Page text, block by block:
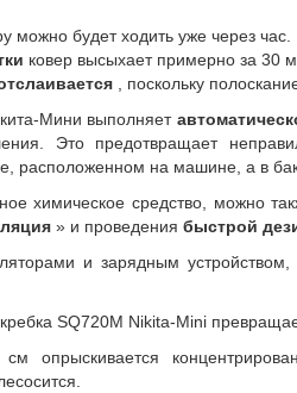
можно будет ходить уже через час.
ковер высыхает примерно за 30
, поскольку
Мини выполняет
Это предотвращает
расположенном на машине, а в
химическое средство, можно
» и проведения быстрой
и зарядным устройством,
SQ720M Nikita-Mini
опрыскивается